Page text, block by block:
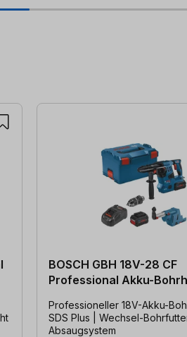
BOSCH GBH 18V-28 CF
Professional Akku-
Professioneller 18V-Akku-
SDS Plus | Wechsel-
Absaugsystem